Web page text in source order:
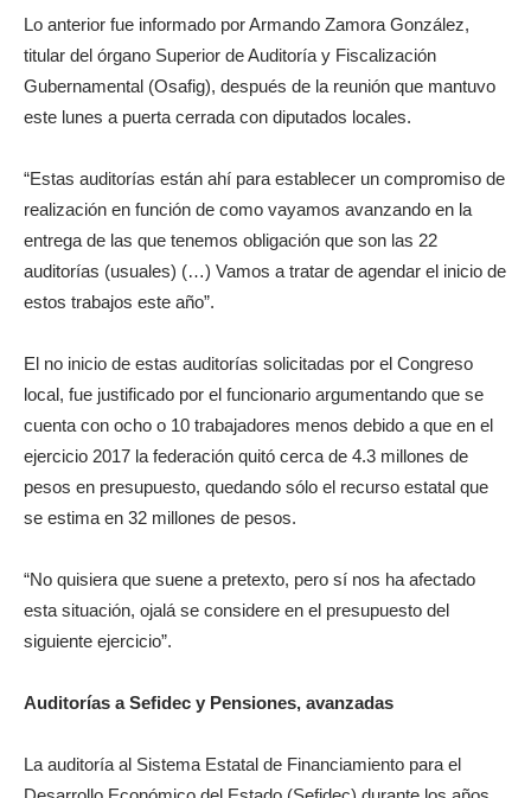
Lo anterior fue informado por Armando Zamora González,
titular del órgano Superior de Auditoría y Fiscalización
Gubernamental (Osafig), después de la reunión que mantuvo
este lunes a puerta cerrada con diputados locales.
“Estas auditorías están ahí para establecer un compromiso de
realización en función de como vayamos avanzando en la
entrega de las que tenemos obligación que son las 22
auditorías (usuales) (…) Vamos a tratar de agendar el inicio de
estos trabajos este año”.
El no inicio de estas auditorías solicitadas por el Congreso
local, fue justificado por el funcionario argumentando que se
cuenta con ocho o 10 trabajadores menos debido a que en el
ejercicio 2017 la federación quitó cerca de 4.3 millones de
pesos en presupuesto, quedando sólo el recurso estatal que
se estima en 32 millones de pesos.
“No quisiera que suene a pretexto, pero sí nos ha afectado
esta situación, ojalá se considere en el presupuesto del
siguiente ejercicio”.
Auditorías a Sefidec y Pensiones, avanzadas
La auditoría al Sistema Estatal de Financiamiento para el